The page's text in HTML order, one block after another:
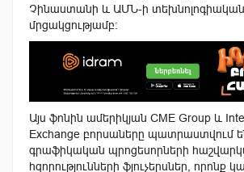
Չինաստանի և ԱՄՆ-ի տեխնոլոգիական
մրցակցությամբ։
Այս ֆոնին ամերիկյան CME Group և
Exchange բորսաները պատրաստվում
գրաֆիկական պրոցեսորների
հզորությունների ֆյուչերսներ, որոնք